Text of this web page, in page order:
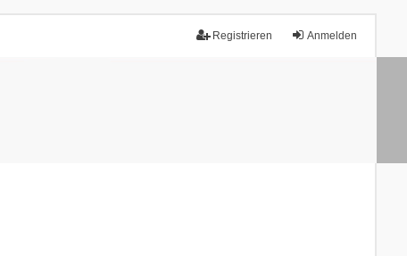
Anmelden
Registrieren